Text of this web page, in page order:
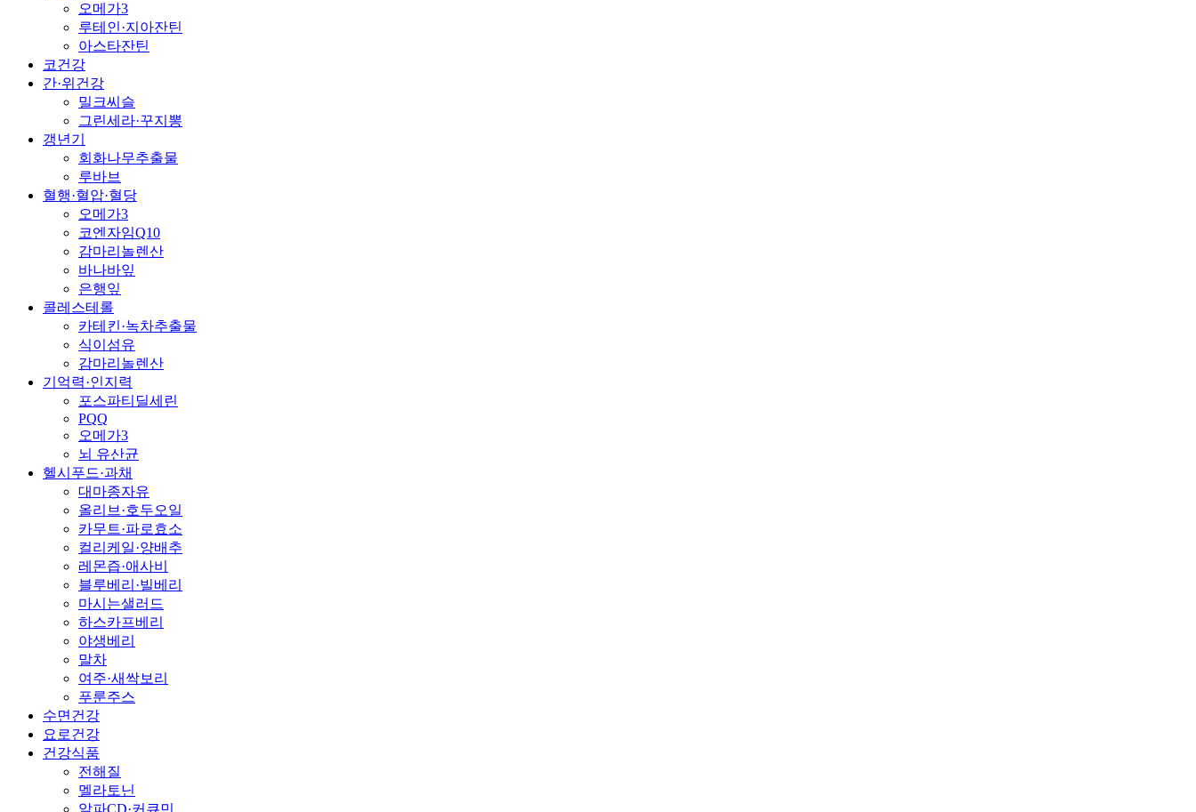
오메가3
루테인·지아잔틴
아스타잔틴
코건강
간·위건강
밀크씨슬
그린세라·꾸지뽕
갱년기
회화나무추출물
루바브
혈행·혈압·혈당
오메가3
코엔자임Q10
감마리놀렌산
바나바잎
은행잎
콜레스테롤
카테킨·녹차추출물
식이섬유
감마리놀렌산
기억력·인지력
포스파티딜세린
PQQ
오메가3
뇌 유산균
헬시푸드·과채
대마종자유
올리브·호두오일
카무트·파로효소
컬리케일·양배추
레몬즙·애사비
블루베리·빌베리
마시는샐러드
하스카프베리
야생베리
말차
여주·새싹보리
푸룬주스
수면건강
요로건강
건강식품
전해질
멜라토닌
알파CD·커큐민